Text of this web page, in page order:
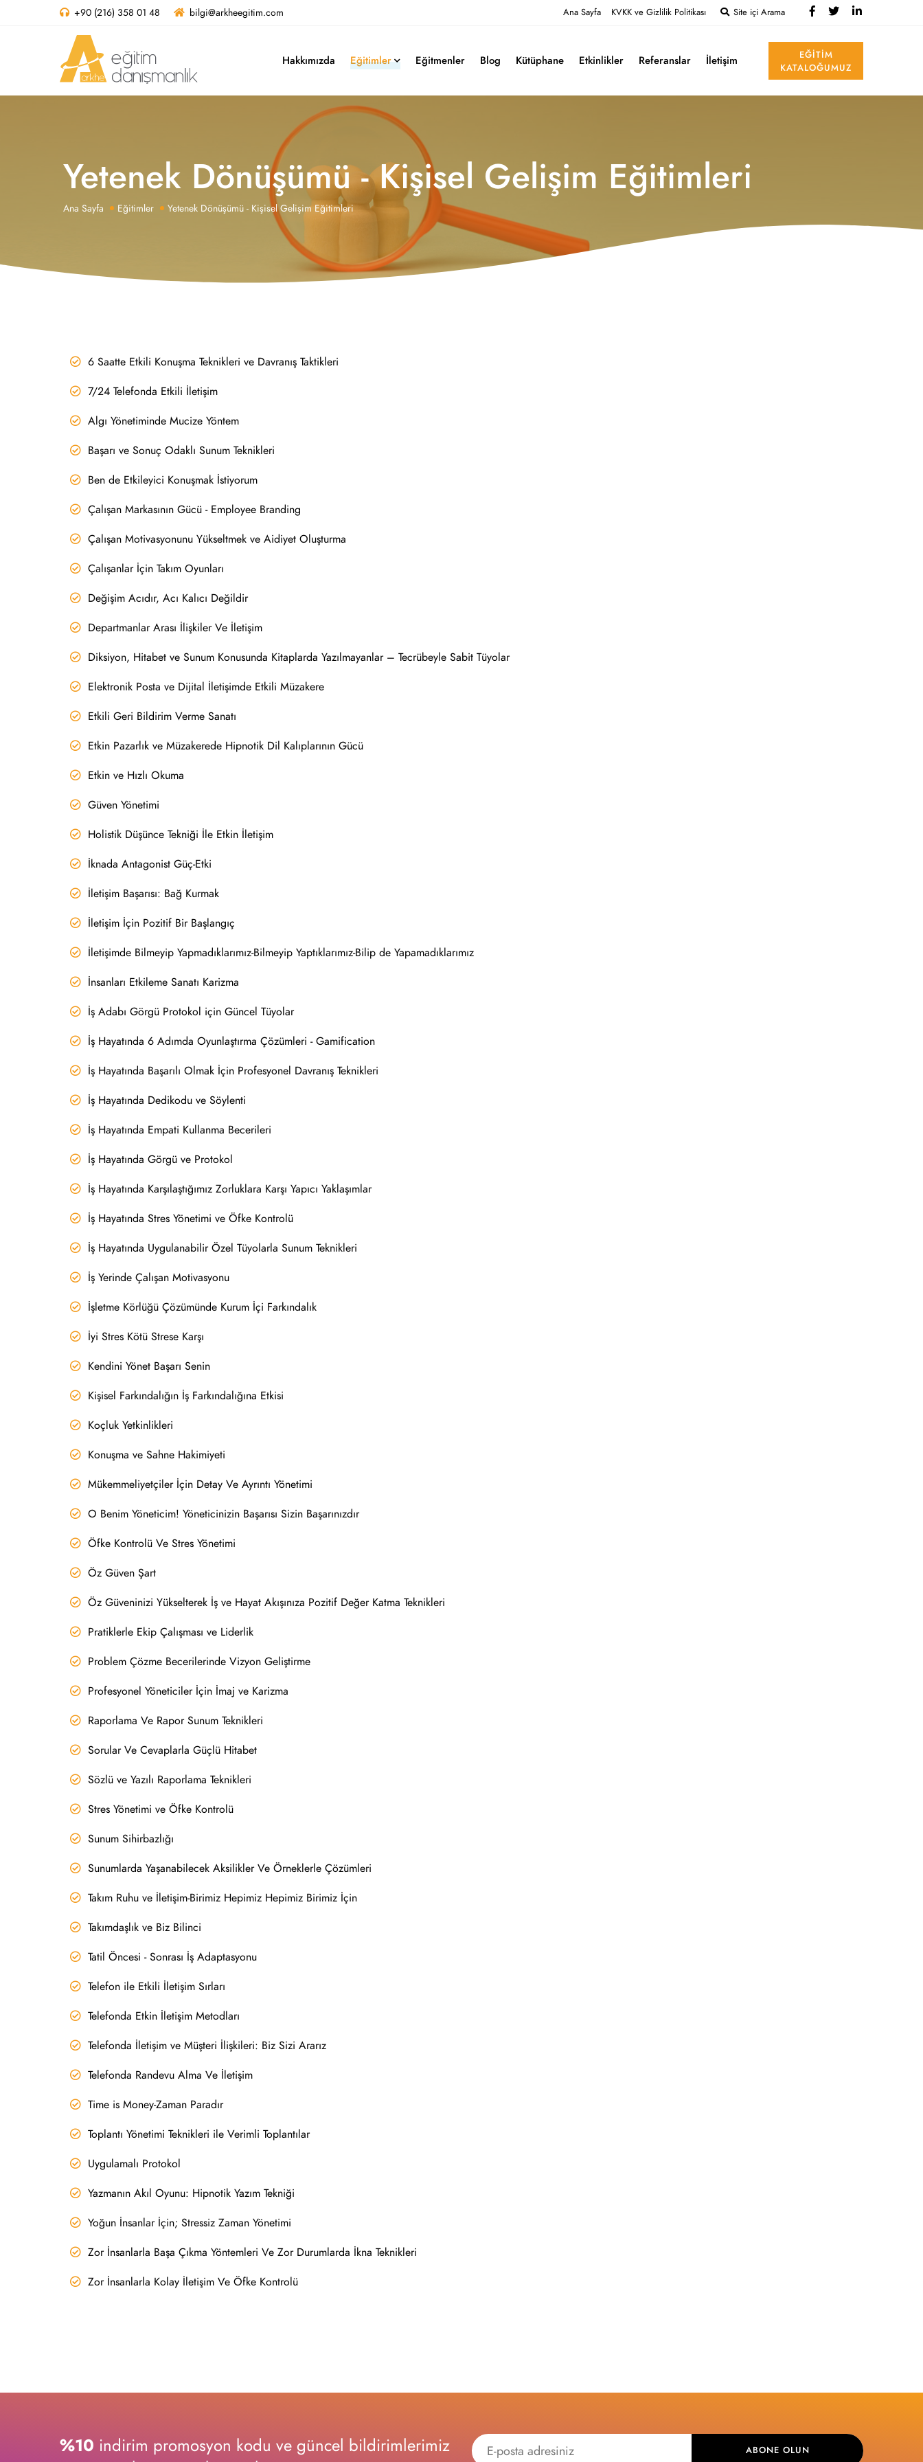
+90 (216) 358 01 48 bilgi@arkheegitim.com Ana Sayfa KVKK ve Gizlilik Politikası Site içi Arama
Hakkımızda Eğitimler Eğitmenler Blog Kütüphane Etkinlikler Referanslar İletişim
EĞITIM
KATALOĞUMUZ
Yetenek Dönüşümü - Kişisel Gelişim Eğitimleri
Ana Sayfa Eğitimler Yetenek Dönüşümü - Kişisel Gelişim Eğitimleri
6 Saatte Etkili Konuşma Teknikleri ve Davranış Taktikleri
7/24 Telefonda Etkili İletişim
Algı Yönetiminde Mucize Yöntem
Başarı ve Sonuç Odaklı Sunum Teknikleri
Ben de Etkileyici Konuşmak İstiyorum
Çalışan Markasının Gücü - Employee Branding
Çalışan Motivasyonunu Yükseltmek ve Aidiyet Oluşturma
Çalışanlar İçin Takım Oyunları
Değişim Acıdır, Acı Kalıcı Değildir
Departmanlar Arası İlişkiler Ve İletişim
Diksiyon, Hitabet ve Sunum Konusunda Kitaplarda Yazılmayanlar – Tecrübeyle Sabit Tüyolar
Elektronik Posta ve Dijital İletişimde Etkili Müzakere
Etkili Geri Bildirim Verme Sanatı
Etkin Pazarlık ve Müzakerede Hipnotik Dil Kalıplarının Gücü
Etkin ve Hızlı Okuma
Güven Yönetimi
Holistik Düşünce Tekniği İle Etkin İletişim
İknada Antagonist Güç-Etki
İletişim Başarısı: Bağ Kurmak
İletişim İçin Pozitif Bir Başlangıç
İletişimde Bilmeyip Yapmadıklarımız-Bilmeyip Yaptıklarımız-Bilip de Yapamadıklarımız
İnsanları Etkileme Sanatı Karizma
İş Adabı Görgü Protokol için Güncel Tüyolar
İş Hayatında 6 Adımda Oyunlaştırma Çözümleri - Gamification
İş Hayatında Başarılı Olmak İçin Profesyonel Davranış Teknikleri
İş Hayatında Dedikodu ve Söylenti
İş Hayatında Empati Kullanma Becerileri
İş Hayatında Görgü ve Protokol
İş Hayatında Karşılaştığımız Zorluklara Karşı Yapıcı Yaklaşımlar
İş Hayatında Stres Yönetimi ve Öfke Kontrolü
İş Hayatında Uygulanabilir Özel Tüyolarla Sunum Teknikleri
İş Yerinde Çalışan Motivasyonu
İşletme Körlüğü Çözümünde Kurum İçi Farkındalık
İyi Stres Kötü Strese Karşı
Kendini Yönet Başarı Senin
Kişisel Farkındalığın İş Farkındalığına Etkisi
Koçluk Yetkinlikleri
Konuşma ve Sahne Hakimiyeti
Mükemmeliyetçiler İçin Detay Ve Ayrıntı Yönetimi
O Benim Yöneticim! Yöneticinizin Başarısı Sizin Başarınızdır
Öfke Kontrolü Ve Stres Yönetimi
Öz Güven Şart
Öz Güveninizi Yükselterek İş ve Hayat Akışınıza Pozitif Değer Katma Teknikleri
Pratiklerle Ekip Çalışması ve Liderlik
Problem Çözme Becerilerinde Vizyon Geliştirme
Profesyonel Yöneticiler İçin İmaj ve Karizma
Raporlama Ve Rapor Sunum Teknikleri
Sorular Ve Cevaplarla Güçlü Hitabet
Sözlü ve Yazılı Raporlama Teknikleri
Stres Yönetimi ve Öfke Kontrolü
Sunum Sihirbazlığı
Sunumlarda Yaşanabilecek Aksilikler Ve Örneklerle Çözümleri
Takım Ruhu ve İletişim-Birimiz Hepimiz Hepimiz Birimiz İçin
Takımdaşlık ve Biz Bilinci
Tatil Öncesi - Sonrası İş Adaptasyonu
Telefon ile Etkili İletişim Sırları
Telefonda Etkin İletişim Metodları
Telefonda İletişim ve Müşteri İlişkileri: Biz Sizi Ararız
Telefonda Randevu Alma Ve İletişim
Time is Money-Zaman Paradır
Toplantı Yönetimi Teknikleri ile Verimli Toplantılar
Uygulamalı Protokol
Yazmanın Akıl Oyunu: Hipnotik Yazım Tekniği
Yoğun İnsanlar İçin; Stressiz Zaman Yönetimi
Zor İnsanlarla Başa Çıkma Yöntemleri Ve Zor Durumlarda İkna Teknikleri
Zor İnsanlarla Kolay İletişim Ve Öfke Kontrolü
%10 indirim promosyon kodu ve güncel bildirimlerimiz
ABONE OLUN